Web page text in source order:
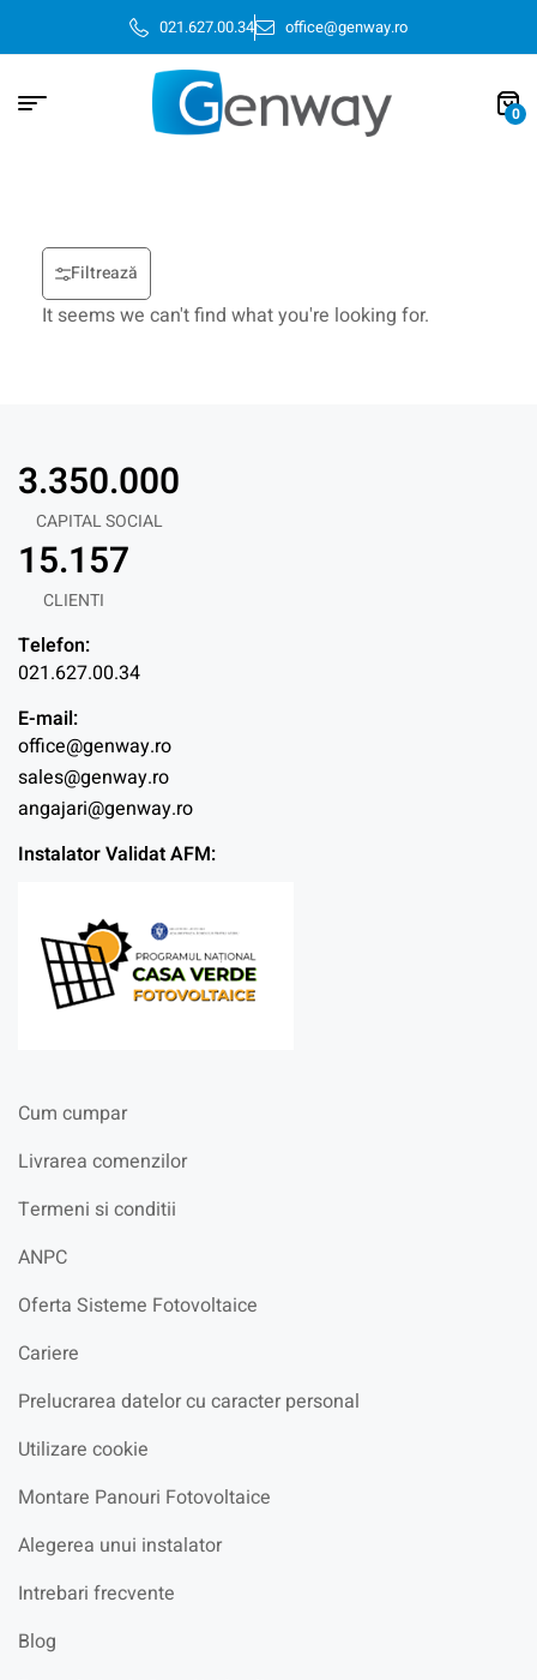
021.627.00.34 office@genway.ro
0
Filtrează
It seems we can't find what you're looking for.
CAPITAL SOCIAL
3.350.000
CLIENTI
15.157
Telefon:
021.627.00.34
E-mail:
office@genway.ro
sales@genway.ro
angajari@genway.ro
Instalator Validat AFM:
Cum cumpar
Livrarea comenzilor
Termeni si conditii
ANPC
Oferta Sisteme Fotovoltaice
Cariere
Prelucrarea datelor cu caracter personal
Utilizare cookie
Montare Panouri Fotovoltaice
Alegerea unui instalator
Intrebari frecvente
Blog